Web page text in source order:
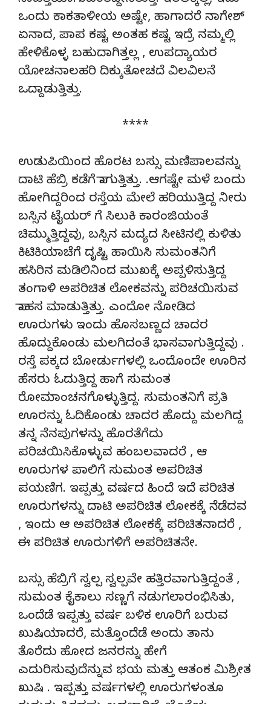
ಒಂದು ಕಾಕತಾಳೀಯ ಅಷ್ಟೇ, ಹಾಗಾದರೆ ನಾಗೇಶ್
ಏನಾದ, ಪಾಪ ಕಷ್ಟ ಅಂತಹ ಕಷ್ಟ ಇದ್ರೆ ನಮ್ಮಲ್ಲಿ
ಹೇಳಿಕೊಳ್ಳ ಬಹುದಾಗಿತ್ತಲ್ಲ , ಉಪದ್ಯಾಯರ
ಯೋಚನಾಲಹರಿ ದಿಕ್ಕುತೋಚದೆ ವಿಲವಿಲನೆ
ಒದ್ದಾಡುತ್ತಿತ್ತು.
****
ಉಡುಪಿಯಿಂದ ಹೊರಟ ಬಸ್ಸು ಮಣಿಪಾಲವನ್ನು
ದಾಟಿ ಹೆಬ್ರಿ ಕಡೆಗೆ ಸಾಗುತ್ತಿತ್ತು. .ಆಗಷ್ಟೇ ಮಳೆ ಬಂದು
ಹೋಗಿದ್ದರಿಂದ ರಸ್ತೆಯ ಮೇಲೆ ಹರಿಯುತ್ತಿದ್ದ ನೀರು
ಬಸ್ಸಿನ ಟೈಯರ್ ಗೆ ಸಿಲುಕಿ ಕಾರಂಜಿಯಂತೆ
ಚಿಮ್ಮುತ್ತಿದ್ದವು, ಬಸ್ಸಿನ ಮದ್ಯದ ಸೀಟಿನಲ್ಲಿ ಕುಳಿತು
ಕಿಟಿಕಿಯಾಚೆಗೆ ದೃಷ್ಟಿ ಹಾಯಿಸಿ ಸುಮಂತನಿಗೆ
ಹಸಿರಿನ ಮಡಿಲಿನಿಂದ ಮುಖಕ್ಕೆ ಅಪ್ಪಳಿಸುತ್ತಿದ್ದ
ತಂಗಾಳಿ ಅಪರಿಚಿತ ಲೋಕವನ್ನು ಪರಿಚಯಿಸುವ
ಸಾಹಸ ಮಾಡುತ್ತಿತ್ತು. ಎಂದೋ ನೋಡಿದ
ಊರುಗಳು ಇಂದು ಹೊಸಬಣ್ಣದ ಚಾದರ
ಹೊದ್ದುಕೊಂಡು ಮಲಗಿದಂತೆ ಭಾಸವಾಗುತ್ತಿದ್ದವು .
ರಸ್ತೆ ಪಕ್ಕದ ಬೋರ್ಡುಗಳಲ್ಲಿ ಒಂದೊಂದೇ ಊರಿನ
ಹೆಸರು ಓದುತ್ತಿದ್ದ ಹಾಗೆ ಸುಮಂತ
ರೋಮಾಂಚನಗೊಳ್ಳುತ್ತಿದ್ದ. ಸುಮಂತನಿಗೆ ಪ್ರತಿ
ಊರನ್ನು ಓದಿಕೊಂಡು ಚಾದರ ಹೊದ್ದು ಮಲಗಿದ್ದ
ತನ್ನ ನೆನಪುಗಳನ್ನು ಹೊರತೆಗೆದು
ಪರಿಚಯಿಸಿಕೊಳ್ಳುವ ಹಂಬಲವಾದರೆ , ಆ
ಊರುಗಳ ಪಾಲಿಗೆ ಸುಮಂತ ಅಪರಿಚಿತ
ಪಯಣಿಗ. ಇಪ್ಪತ್ತು ವರ್ಷದ ಹಿಂದೆ ಇದೆ ಪರಿಚಿತ
ಊರುಗಳನ್ನು ದಾಟಿ ಅಪರಿಚಿತ ಲೋಕಕ್ಕೆ ನೆಡೆದವ
, ಇಂದು ಆ ಅಪರಿಚಿತ ಲೋಕಕ್ಕೆ ಪರಿಚಿತನಾದರೆ ,
ಈ ಪರಿಚಿತ ಊರುಗಳಿಗೆ ಅಪರಿಚಿತನೇ.
ಬಸ್ಸು ಹೆಬ್ರಿಗೆ ಸ್ವಲ್ಪ ಸ್ವಲ್ಪವೇ ಹತ್ತಿರವಾಗುತ್ತಿದ್ದಂತೆ ,
ಸುಮಂತ ಕೈಕಾಲು ಸಣ್ಣಗೆ ನಡುಗಲಾರಂಭಿಸಿತು,
ಒಂದೆಡೆ ಇಪ್ಪತ್ತು ವರ್ಷ ಬಳಿಕ ಊರಿಗೆ ಬರುವ
ಖುಷಿಯಾದರೆ, ಮತ್ತೊಂದೆಡೆ ಅಂದು ತಾನು
ತೊರೆದು ಹೋದ ಜನರನ್ನು ಹೇಗೆ
ಎದುರಿಸುವುದೆನ್ನುವ ಭಯ ಮತ್ತು ಆತಂಕ ಮಿಶ್ರೀತ
ಖುಷಿ . ಇಪ್ಪತ್ತು ವರ್ಷಗಳಲ್ಲಿ ಊರುಗಳಂತೂ